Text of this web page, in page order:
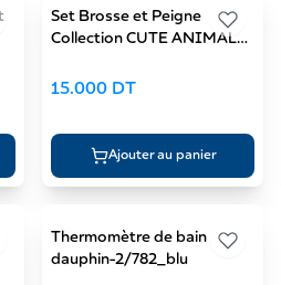
Set Brosse et Peigne
Collection CUTE ANIMALS-
15.000 DT
Ajouter au panier
Thermomètre de bain
dauphin-2/782_blu